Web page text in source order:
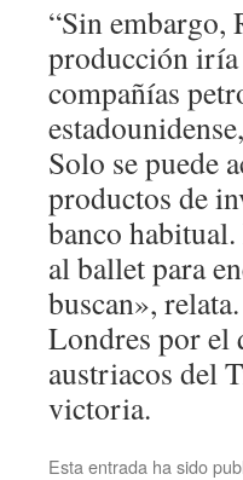
“Sin embargo,
producción iría
compañías
Solo se puede
productos de
banco
al ballet para
buscan»,
Londres por el
austriacos del
victoria.
Esta entrada ha sido